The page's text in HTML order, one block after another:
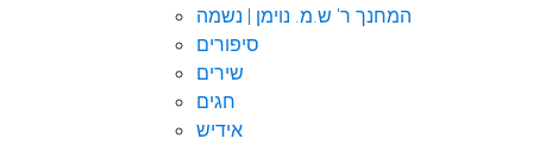
המחנך ר' ש.מ. נוימן | נשמה
סיפורים
שירים
חגים
אידיש